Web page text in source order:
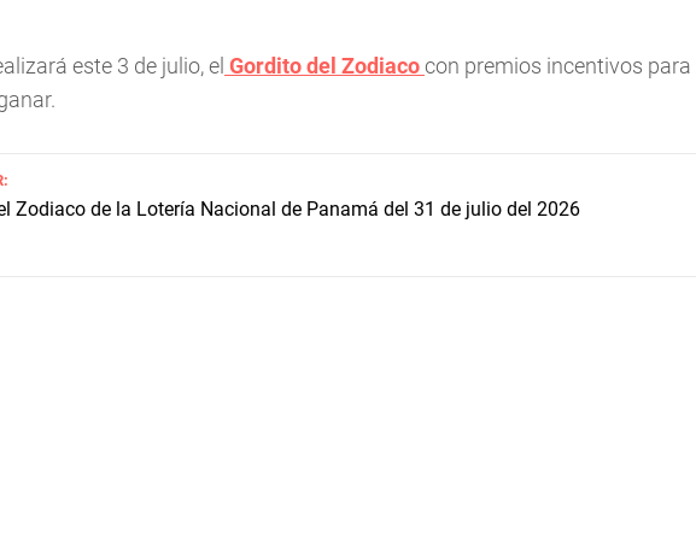
este 3 de julio, el Gordito del Zodiacocon premios incentivos para
Zodiaco de la Lotería Nacional de Panamá del 31 de julio del 2026